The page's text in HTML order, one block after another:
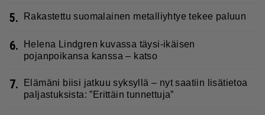
5. Rakastettu suomalainen metalliyhtye tekee paluun
6.
Helena Lindgren kuvassa täysi-ikäisen
pojanpoikansa kanssa – katso
7.
Elämäni biisi jatkuu syksyllä – nyt saatiin lisätietoa
paljastuksista: ”Erittäin tunnettuja”